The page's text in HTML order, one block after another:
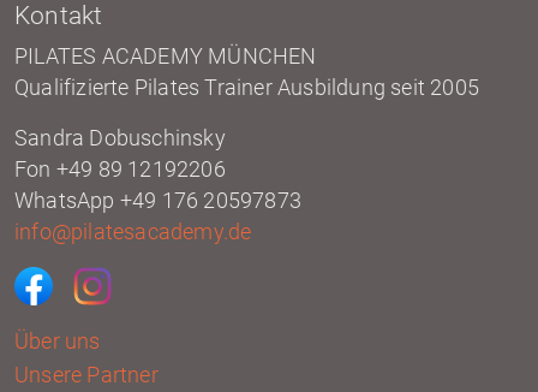
Kontakt
PILATES ACADEMY MÜNCHEN
Qualifizierte Pilates Trainer Ausbildung seit 2005
Sandra Dobuschinsky
Fon +49 89 12192206
WhatsApp +49 176 20597873
info@pilatesacademy.de
Über uns
Unsere Partner